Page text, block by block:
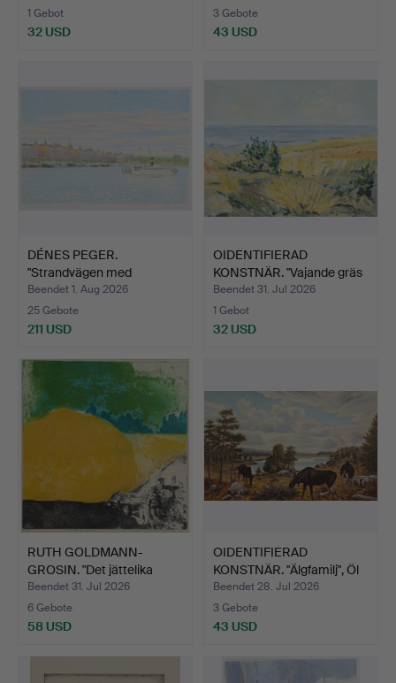
1 Gebot
32 USD
3 Gebote
43 USD
DÉNES PEGER.
"Strandvägen med
Djurgårdsfär…
Beendet 1. Aug 2026
25 Gebote
211 USD
OIDENTIFIERAD
KONSTNÄR. "Vajande gräs
Toft…
Beendet 31. Jul 2026
1 Gebot
32 USD
RUTH GOLDMANN-
GROSIN. "Det jättelika
hölas…
Beendet 31. Jul 2026
6 Gebote
58 USD
OIDENTIFIERAD
KONSTNÄR. "Älgfamilj", Öl
au…
Beendet 28. Jul 2026
3 Gebote
43 USD